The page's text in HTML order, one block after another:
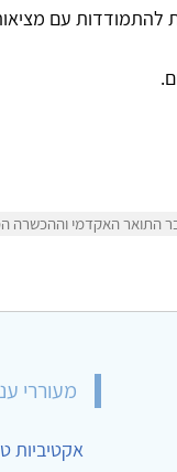
להתמודדות עם
האקדמי וההכשרה
מעוררי
אקטיביות